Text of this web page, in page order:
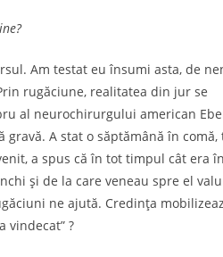
Am testat eu însumi asta, de
rugăciune, realitatea din jur se
al neurochirurgului american
A stat o săptămână în comă,
a spus că în tot timpul cât era în
şi de la care veneau spre el
ne ajută. Credinţa
vindecat” ?